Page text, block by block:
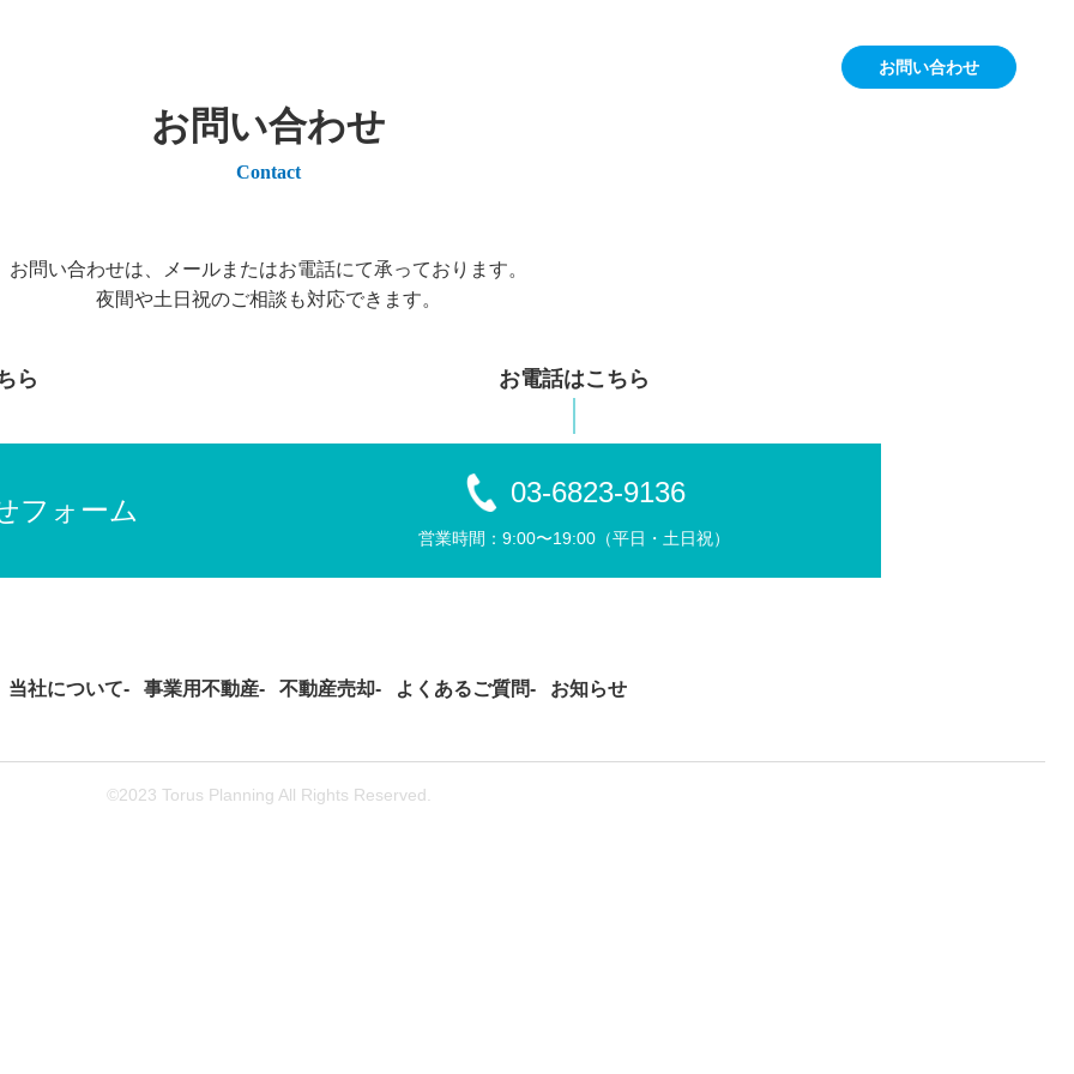
お問い合わせ
お問い合わせ
Contact
お問い合わせは、メールまたはお電話にて承っております。
夜間や土日祝のご相談も対応できます。
ら
フォーム
お電話はこちら
03-6823-9136
営業時間：9:00〜19:00（平⽇・⼟⽇祝）
当社について 事業用不動産 不動産売却 よくあるご質問 お知らせ
©2023 Torus Planning All Rights Reserved.